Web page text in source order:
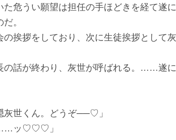
た危うい願望は担任の手ほどきを経て遂
。
挨拶をしており、次に生徒挨拶として
話が終わり、灰世が呼ばれる。……遂
灰世くん。どうぞ──♡」
……ッ♡♡♡」